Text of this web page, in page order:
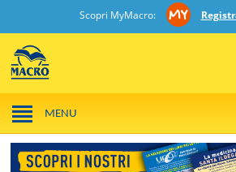
Scopri MyMacro:
MENU